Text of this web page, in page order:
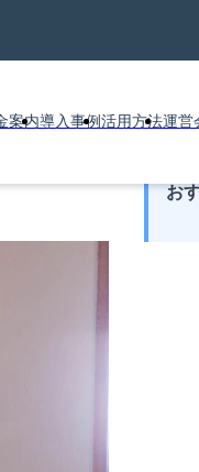
案内導入事例 活用方法運営
お